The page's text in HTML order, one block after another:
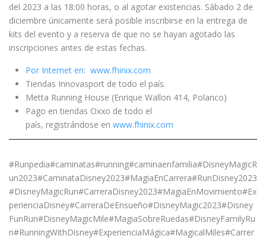
del 2023 a las 18:00 horas, o al agotar existencias. Sábado 2 de
diciembre únicamente será posible inscribirse en la entrega de
kits del evento y a reserva de que no se hayan agotado las
inscripciones antes de estas fechas.
Por Internet en: www.fhinix.com
Tiendas Innovasport de todo el país.
Metta Running House (Enrique Wallon 414, Polanco)
Pago en tiendas Oxxo de todo el
país, registrándose en www.fhinix.com
#Runpedia#caminatas#running#caminaenfamilia#DisneyMagicR
un2023#CaminataDisney2023#MagiaEnCarrera#RunDisney2023
#DisneyMagicRun#CarreraDisney2023#MagiaEnMovimiento#Ex
perienciaDisney#CarreraDeEnsueño#DisneyMagic2023#Disney
FunRun#DisneyMagicMile#MagiaSobreRuedas#DisneyFamilyRu
n#RunningWithDisney#ExperienciaMágica#MagicalMiles#Carrer